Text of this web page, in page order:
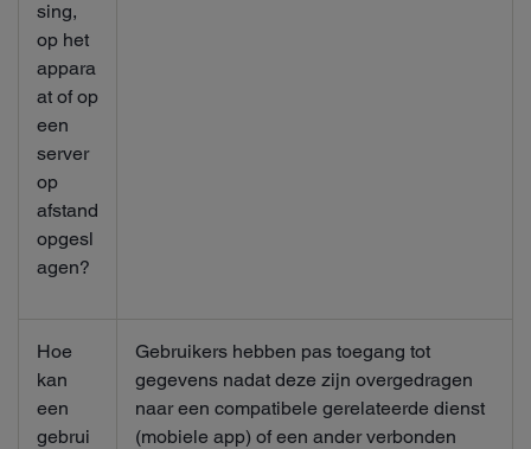
sing,
op het
appara
at of op
een
server
op
afstand
opgesl
agen?
Hoe
kan
een
gebrui
Gebruikers hebben pas toegang tot
gegevens nadat deze zijn overgedragen
naar een compatibele gerelateerde dienst
(mobiele app) of een ander verbonden